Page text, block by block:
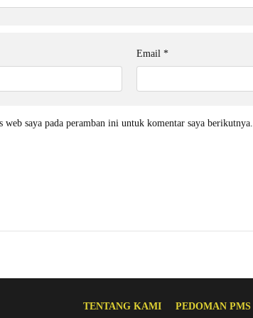
Email *
web saya pada peramban ini untuk komentar saya berikutnya.
TENTANG KAMI PEDOMAN PMS